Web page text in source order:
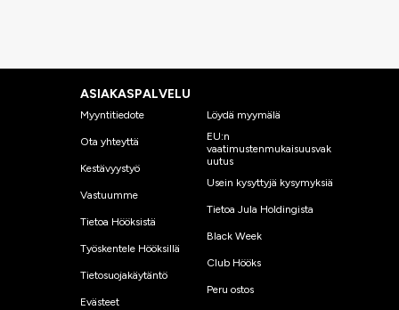
ASIAKASPALVELU
Myyntitiedote
Ota yhteyttä
Kestävyystyö
Vastuumme
Tietoa Hööksistä
Työskentele Hööksillä
Tietosuojakäytäntö
Evästeet
Löydä myymälä
EU:n
vaatimustenmukaisuusvak
uutus
Usein kysyttyjä kysymyksiä
Tietoa Jula Holdingista
Black Week
Club Hööks
Peru ostos